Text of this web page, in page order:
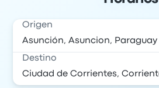
Origen
Destino